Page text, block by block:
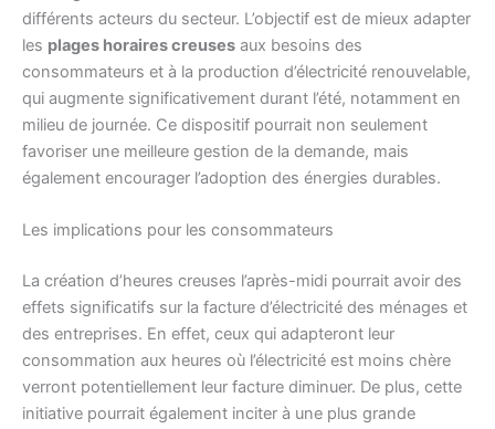
différents acteurs du secteur. L’objectif est de mieux adapter
les plages horaires creuses aux besoins des
consommateurs et à la production d’électricité renouvelable,
qui augmente significativement durant l’été, notamment en
milieu de journée. Ce dispositif pourrait non seulement
favoriser une meilleure gestion de la demande, mais
également encourager l’adoption des énergies durables.
Les implications pour les consommateurs
La création d’heures creuses l’après-midi pourrait avoir des
effets significatifs sur la facture d’électricité des ménages et
des entreprises. En effet, ceux qui adapteront leur
consommation aux heures où l’électricité est moins chère
verront potentiellement leur facture diminuer. De plus, cette
initiative pourrait également inciter à une plus grande